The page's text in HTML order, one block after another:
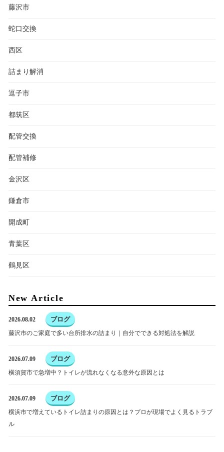
藤沢市
蛇口交換
西区
詰まり解消
逗子市
都筑区
配管交換
配管補修
金沢区
鎌倉市
開成町
青葉区
鶴見区
New Article
2026.08.02 ブログ
藤沢市のご家庭で多い台所排水の詰まり｜自分でできる対処法を解説
2026.07.09 ブログ
横須賀市で急増中？トイレが流れなくなる意外な原因とは
2026.07.09 ブログ
横浜市で増えているトイレ詰まりの原因とは？プロが現場でよく見るトラブ
ル